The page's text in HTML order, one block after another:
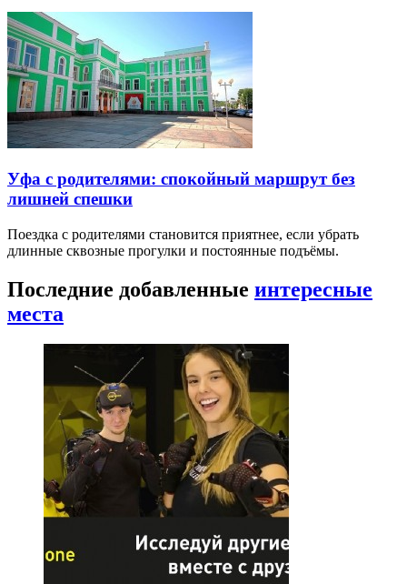
Уфа с родителями: спокойный маршрут без
лишней спешки
Поездка с родителями становится приятнее, если убрать
длинные сквозные прогулки и постоянные подъёмы.
Последние добавленные интересные
места